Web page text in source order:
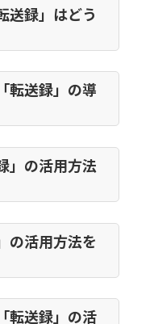
送録」はどう
転送録」の導
」の活用方法
の活用方法を
転送録」の活